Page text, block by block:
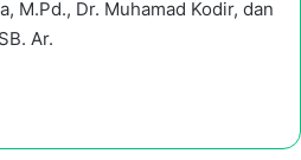
M.Pd., Dr. Muhamad Kodir, dan
Ar.